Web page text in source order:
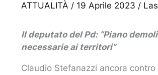
ATTUALITÀ / 19 Aprile 2023 /
Il deputato del Pd: “Piano
necessarie ai territori”
Claudio Stefanazzi ancora